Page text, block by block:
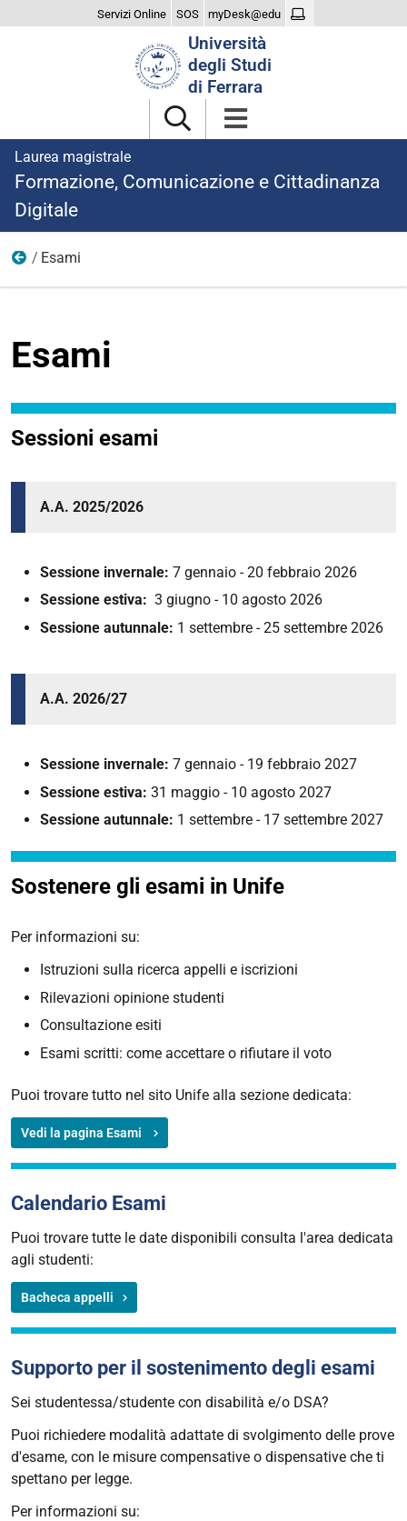
Servizi Online SOS myDesk@edu
Università
degli Studi
di Ferrara
Laurea magistrale
Formazione, Comunicazione e Cittadinanza
Digitale
Didattica
Esami
Esami
Sessioni esami
A.A. 2025/2026
Sessione invernale: 7 gennaio - 20 febbraio 2026
Sessione estiva: 3 giugno - 10 agosto 2026
Sessione autunnale: 1 settembre - 25 settembre 2026
A.A. 2026/27
Sessione invernale: 7 gennaio - 19 febbraio 2027
Sessione estiva: 31 maggio - 10 agosto 2027
Sessione autunnale: 1 settembre - 17 settembre 2027
Sostenere gli esami in Unife
Per informazioni su:
Istruzioni sulla ricerca appelli e iscrizioni
Rilevazioni opinione studenti
Consultazione esiti
Esami scritti: come accettare o rifiutare il voto
Puoi trovare tutto nel sito Unife alla sezione dedicata:
Vedi la pagina Esami
Calendario Esami
Puoi trovare tutte le date disponibili consulta l'area dedicata
agli studenti:
Bacheca appelli
Supporto per il sostenimento degli esami
Sei studentessa/studente con disabilità e/o DSA?
Puoi richiedere modalità adattate di svolgimento delle prove
d'esame, con le misure compensative o dispensative che ti
spettano per legge.
Per informazioni su: